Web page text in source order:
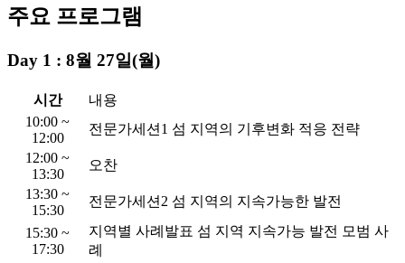
주요 프로그램
Day 1 : 8월 27일(월)
시간
내용
10:00 ~
12:00
전문가세션1 섬 지역의 기후변화 적응 전략
12:00 ~
13:30
오찬
13:30 ~
15:30
전문가세션2 섬 지역의 지속가능한 발전
15:30 ~
17:30
지역별 사례발표 섬 지역 지속가능 발전 모범 사
례